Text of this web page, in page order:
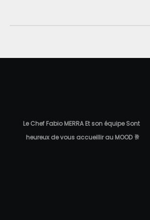
Le Chef Fabio MERRA Et son équipe Sont
heureux de vous accueillir au MOOD 🥂